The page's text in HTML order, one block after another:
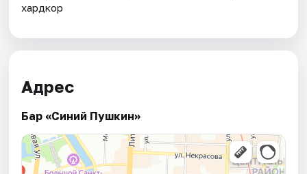
хардкор
Адрес
Бар «Синий Пушкин»